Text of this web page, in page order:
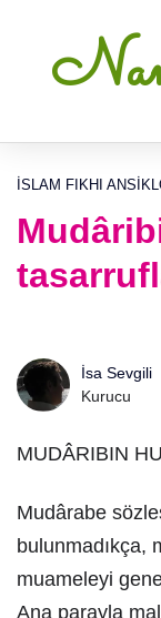
İSLAM FIKHI
İsa Sevgili
Kurucu
MUDÂRIBIN
Mudârabe
bulunmadıkça,
muameleyi
Ana parayla